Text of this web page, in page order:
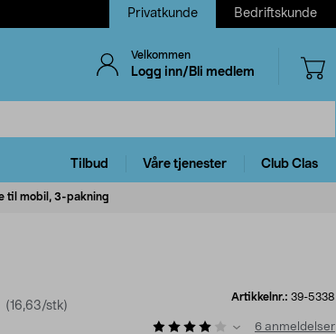
Privatkunde Bedriftskunde
Velkommen
Logg inn/Bli medlem
Tilbud Våre tjenester Club Clas
til mobil, 3-pakning
(16,63/stk)
Artikkelnr.: 39-5338
6 anmeldelser